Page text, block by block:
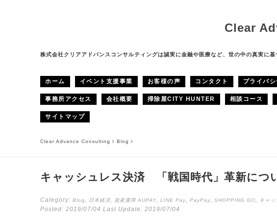
Clear
株式会社クリアアドバンスコンサルティングは誠実に金融や医療など、世の中の真実に
ホーム イベント支援事業 お客様の声 コンタクト プライバ
事務所アクセス 会社概要 掃除屋CITY HUNTER 相談コース
サイトマップ
Clear Advance Consulting Blog
キャッシュレス決済 「戦国時代」革新につ
Category: Blog, 日本経済, 資産運用 AUPAY, LINE Pay, PayPay, SHOPPING GO, キャ
Posted: 2019/07/04 Last Update: 2019/07/04